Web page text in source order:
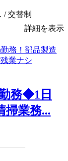
/ 交替制
詳細を表示
務◆1日
掃業務...